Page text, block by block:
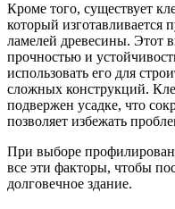
Кроме того, существует
который изготавливается
ламелей древесины. Этот
прочностью и
использовать его для
сложных конструкций.
подвержен усадке, что
позволяет избежать
При выборе
все эти факторы, чтобы
долговечное здание.